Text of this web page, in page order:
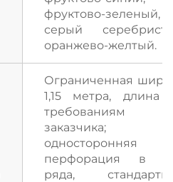
фруктово-зеленый,
серый
оранжево-желтый.
Ограниченная
1,15 метра, длина
требованиям
заказчика;
односторонняя
перфорация в
ряда,